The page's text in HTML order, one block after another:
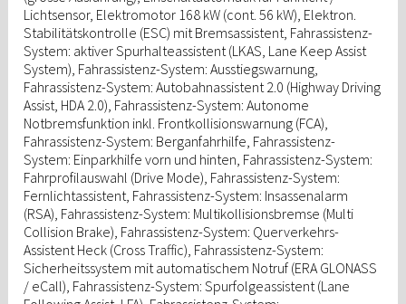
Lichtsensor, Elektromotor 168 kW (cont. 56 kW), Elektron.
Stabilitätskontrolle (ESC) mit Bremsassistent, Fahrassistenz-
System: aktiver Spurhalteassistent (LKAS, Lane Keep Assist
System), Fahrassistenz-System: Ausstiegswarnung,
Fahrassistenz-System: Autobahnassistent 2.0 (Highway Driving
Assist, HDA 2.0), Fahrassistenz-System: Autonome
Notbremsfunktion inkl. Frontkollisionswarnung (FCA),
Fahrassistenz-System: Berganfahrhilfe, Fahrassistenz-
System: Einparkhilfe vorn und hinten, Fahrassistenz-System:
Fahrprofilauswahl (Drive Mode), Fahrassistenz-System:
Fernlichtassistent, Fahrassistenz-System: Insassenalarm
(RSA), Fahrassistenz-System: Multikollisionsbremse (Multi
Collision Brake), Fahrassistenz-System: Querverkehrs-
Assistent Heck (Cross Traffic), Fahrassistenz-System:
Sicherheitssystem mit automatischem Notruf (ERA GLONASS
/ eCall), Fahrassistenz-System: Spurfolgeassistent (Lane